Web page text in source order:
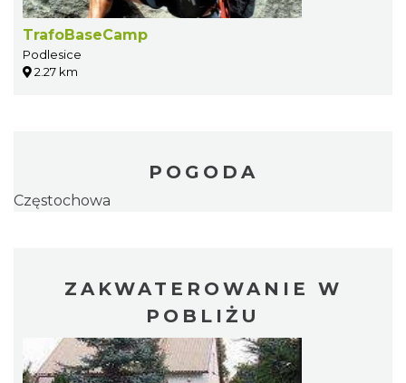
TrafoBaseCamp
Podlesice
2.27 km
POGODA
Częstochowa
ZAKWATEROWANIE W
POBLIŻU